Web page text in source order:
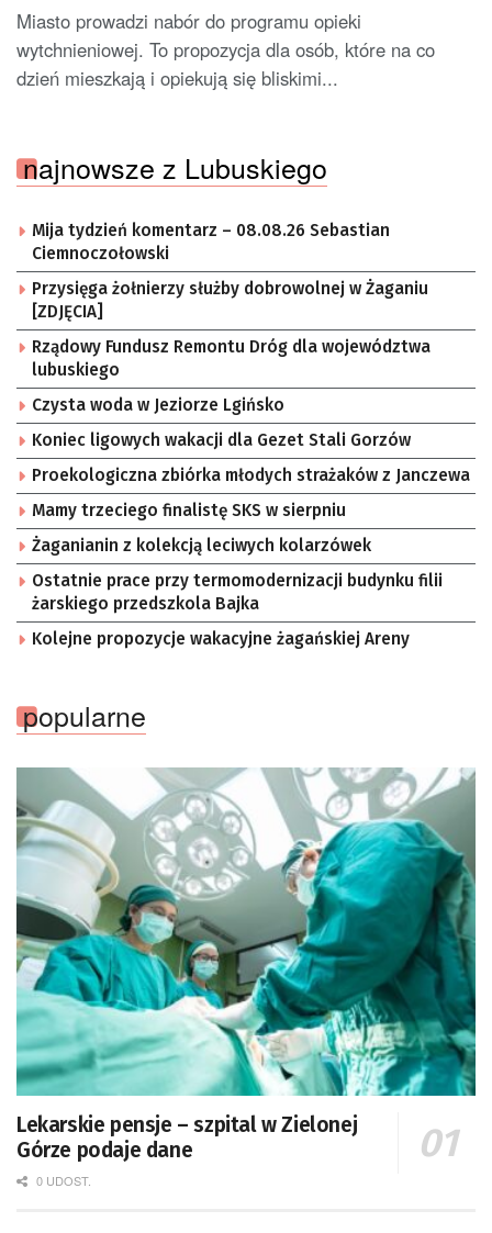
Miasto prowadzi nabór do programu opieki
wytchnieniowej. To propozycja dla osób, które na co
dzień mieszkają i opiekują się bliskimi...
najnowsze z Lubuskiego
Mija tydzień komentarz – 08.08.26 Sebastian
Ciemnoczołowski
Przysięga żołnierzy służby dobrowolnej w Żaganiu
[ZDJĘCIA]
Rządowy Fundusz Remontu Dróg dla województwa
lubuskiego
Czysta woda w Jeziorze Lgińsko
Koniec ligowych wakacji dla Gezet Stali Gorzów
Proekologiczna zbiórka młodych strażaków z Janczewa
Mamy trzeciego finalistę SKS w sierpniu
Żaganianin z kolekcją leciwych kolarzówek
Ostatnie prace przy termomodernizacji budynku filii
żarskiego przedszkola Bajka
Kolejne propozycje wakacyjne żagańskiej Areny
popularne
Lekarskie pensje – szpital w Zielonej
Górze podaje dane
0 UDOST.